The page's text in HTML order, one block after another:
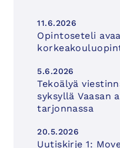
11.6.2026
Opintoseteli
5.6.2026
Tekoälyä
syksyllä Vaasan
tarjonnassa
20.5.2026
Uutiskirje 1: